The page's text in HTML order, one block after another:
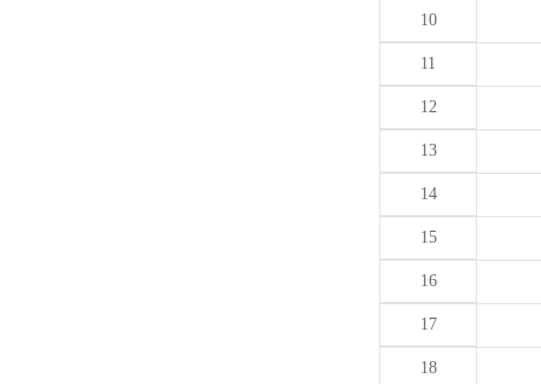
10
11
12
13
14
15
16
17
18